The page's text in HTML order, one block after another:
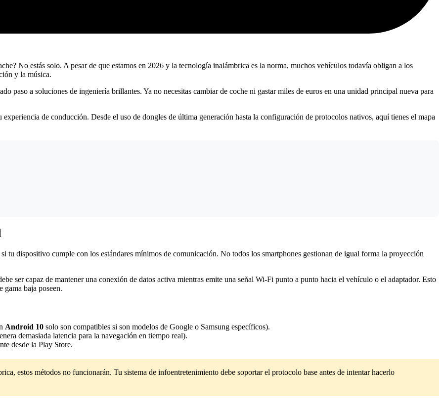
No estás solo. A pesar de que estamos en 2026 y la tecnología inalámbrica es la norma, muchos vehículos todavía obligan a los
y la música.
paso a soluciones de ingeniería brillantes. Ya no necesitas cambiar de coche ni gastar miles de euros en una unidad principal nueva para
de conducción. Desde el uso de dongles de última generación hasta la configuración de protocolos nativos, aquí tienes el mapa
tu dispositivo cumple con los estándares mínimos de comunicación. No todos los smartphones gestionan de igual forma la proyección
ser capaz de mantener una conexión de datos activa mientras emite una señal Wi-Fi punto a punto hacia el vehículo o el adaptador. Esto
gama baja poseen.
Android 10 solo son compatibles si son modelos de Google o Samsung específicos).
demasiada latencia para la navegación en tiempo real).
desde la Play Store.
estos métodos no funcionarán. Tu sistema de infoentretenimiento debe soportar el protocolo base antes de intentar hacerlo